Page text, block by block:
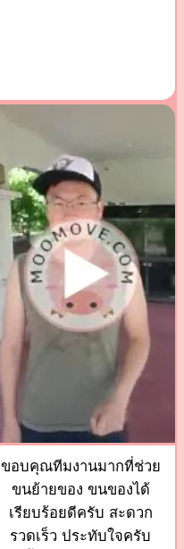
ขอบคุณทีมงานมากที่ช่วย
ขนย้ายของ ขนของได้
เรียบร้อยดีครับ สะดวก
รวดเร็ว ประทับใจครับ